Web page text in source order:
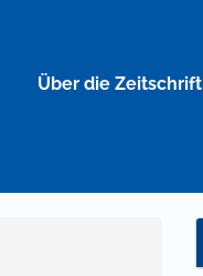
Über die Zeitschrift